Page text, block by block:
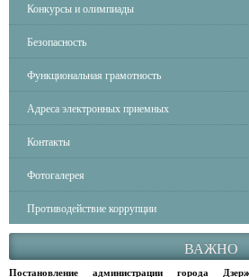
Конкурсы и олимпиады
Безопасность
Функциональная грамотность
Адреса электронных приемных
Контакты
Фотогалерея
Противодействие коррупции
ВАЖНО
Постановление администрации города